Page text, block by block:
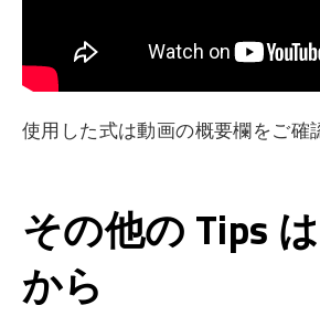
使用した式は動画の概要欄をご確
その他の Tips
から